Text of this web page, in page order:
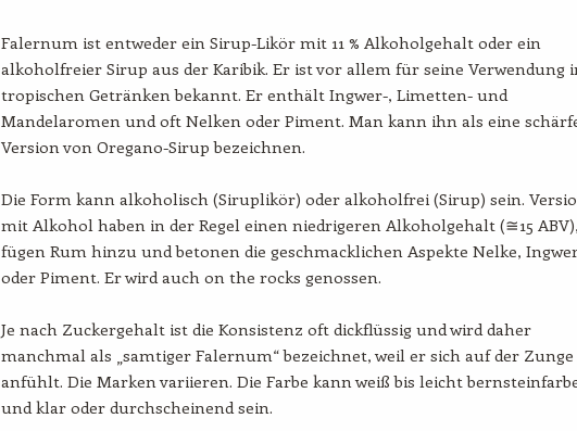
Falernum ist entweder ein Sirup-Likör mit 11 % Alkoholgehalt oder ein
alkoholfreier Sirup aus der Karibik. Er ist vor allem für seine Verwendung
tropischen Getränken bekannt. Er enthält Ingwer-, Limetten- und
Mandelaromen und oft Nelken oder Piment. Man kann ihn als eine
Version von Oregano-Sirup bezeichnen.
Die Form kann alkoholisch (Siruplikör) oder alkoholfrei (Sirup) sein.
mit Alkohol haben in der Regel einen niedrigeren Alkoholgehalt (≅15 ABV),
fügen Rum hinzu und betonen die geschmacklichen Aspekte Nelke,
oder Piment. Er wird auch on the rocks genossen.
Je nach Zuckergehalt ist die Konsistenz oft dickflüssig und wird daher
manchmal als „samtiger Falernum“ bezeichnet, weil er sich auf der Zunge
anfühlt. Die Marken variieren. Die Farbe kann weiß bis leicht
und klar oder durchscheinend sein.